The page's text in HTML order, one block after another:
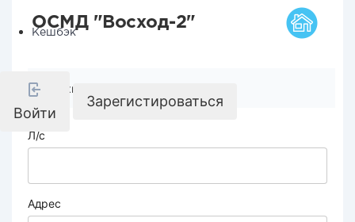
Кешбэк
Войти
Зарегистироваться
ОСМД "Восход-2"
Реквизиты компании
Л/с
Адрес